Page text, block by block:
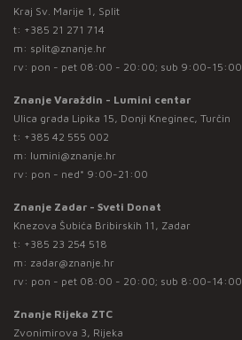
Kraj Sv. Marije 1, Split
t: +385 21 271 714
m: split@znanje.hr
rv: pon - pet 08:00 - 20:00; sub 9:00-15:00
Znanje Varaždin - Lumini centar
Ulica grada Lipika 15, Donji Kneginec, Turčin
t: +385 42 555 002
m: lumini@znanje.hr
rv: pon - ned* 9:00-21:00
Znanje Zadar - Sveti Donat
Knezova Šubića Bribirskih 11, Zadar
t: +385 23 254 518
m: zadar@znanje.hr
rv: pon - pet 08:00 - 20:00; sub 8:00-14:00
Znanje Rijeka ZTC
Zvonimirova 3, Rijeka